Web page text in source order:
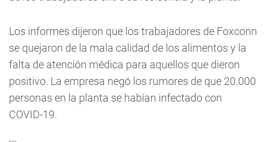
Los informes dijeron que los trabajadores de Foxconn
se quejaron de la mala calidad de los alimentos y la
falta de atención médica para aquellos que dieron
positivo. La empresa negó los rumores de que 20.000
personas en la planta se habían infectado con
COVID-19.